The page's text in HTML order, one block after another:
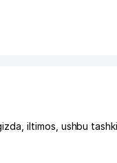
iltimos, ushbu